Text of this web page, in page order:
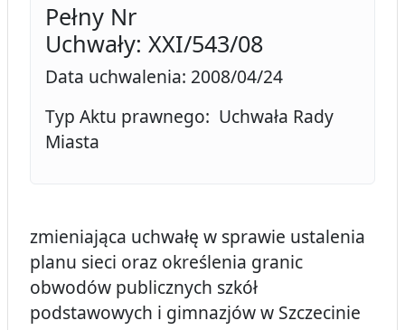
Pełny Nr
Uchwały: XXI/543/08
Data uchwalenia: 2008/04/24
Typ Aktu prawnego: Uchwała Rady
Miasta
zmieniająca uchwałę w sprawie ustalenia
planu sieci oraz określenia granic
obwodów publicznych szkół
podstawowych i gimnazjów w Szczecinie